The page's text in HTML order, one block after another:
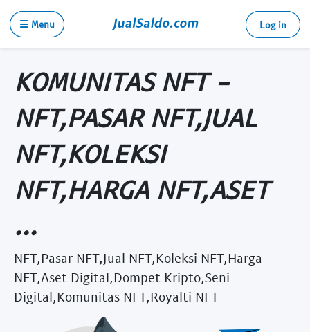
☰ Menu Log in
KOMUNITAS NFT -
NFT,PASAR NFT,JUAL
NFT,KOLEKSI
NFT,HARGA NFT,ASET
...
NFT,Pasar NFT,Jual NFT,Koleksi NFT,Harga
NFT,Aset Digital,Dompet Kripto,Seni
Digital,Komunitas NFT,Royalti NFT